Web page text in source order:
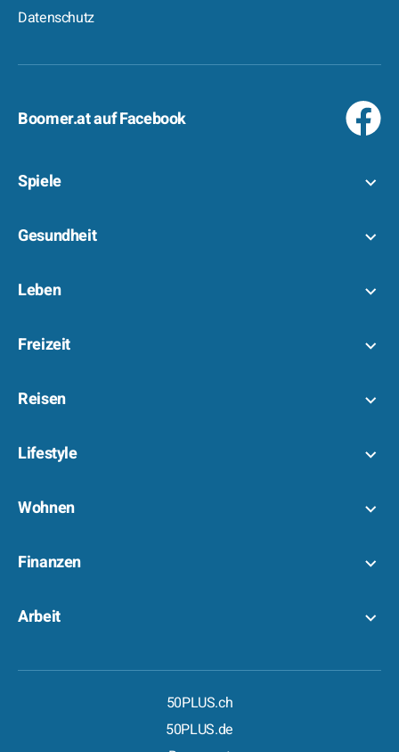
Datenschutz
Boomer.at auf Facebook
Spiele
Gesundheit
Leben
Freizeit
Reisen
Lifestyle
Wohnen
Finanzen
Arbeit
50PLUS.ch
50PLUS.de